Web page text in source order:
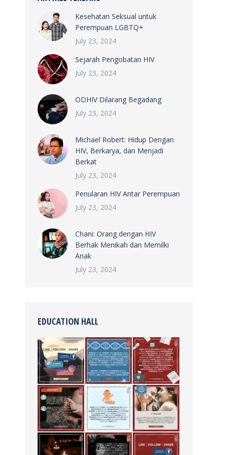
Kesehatan Seksual untuk
Perempuan LGBTQ+
July 23, 2024
Sejarah Pengobatan HIV
July 23, 2024
ODHIV Dilarang Begadang
July 23, 2024
Michael Robert: Hidup Dengan
HIV, Berkarya, dan Menjadi
Berkat
July 23, 2024
Penularan HIV Antar Perempuan
July 23, 2024
Chani: Orang dengan HIV
Berhak Menikah dan Memilki
Anak
July 23, 2024
EDUCATION HALL